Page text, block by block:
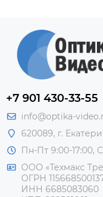
+7 901 430-33-55
info@optika-
620089, г.
Пн-Пт 9:00-17:00,
ООО «Техмакс
ОГРН
ИНН 6685083060